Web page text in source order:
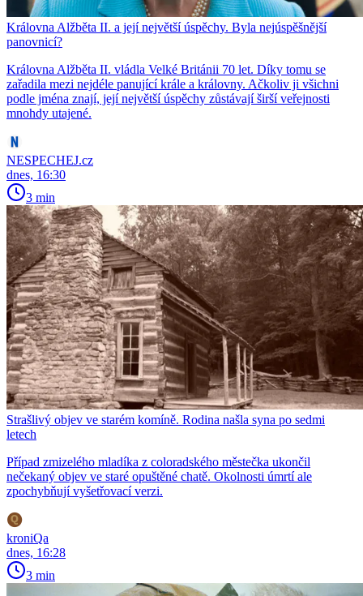
Královna Alžběta II. a její největší úspěchy. Byla nejúspěšnější
panovnicí?
Královna Alžběta II. vládla Velké Británii 70 let. Díky tomu se
zařadila mezi nejdéle panující krále a královny. Ačkoliv ji všichni
podle jména znají, její největší úspěchy zůstávají širší veřejnosti
mnohdy utajené.
NESPECHEJ.cz
dnes, 16:30
3 min
Strašlivý objev ve starém komíně. Rodina našla syna po sedmi
letech
Případ zmizelého mladíka z coloradského městečka ukončil
nečekaný objev ve staré opuštěné chatě. Okolnosti úmrtí ale
zpochybňují vyšetřovací verzi.
kroniQa
dnes, 16:28
3 min